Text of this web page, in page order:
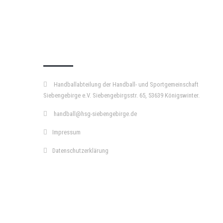
Handballabteilung der Handball- und Sportgemeinschaft
Siebengebirge e.V. Siebengebirgsstr. 65, 53639 Königswinter.
handball@hsg-siebengebirge.de
Impressum
Datenschutzerklärung